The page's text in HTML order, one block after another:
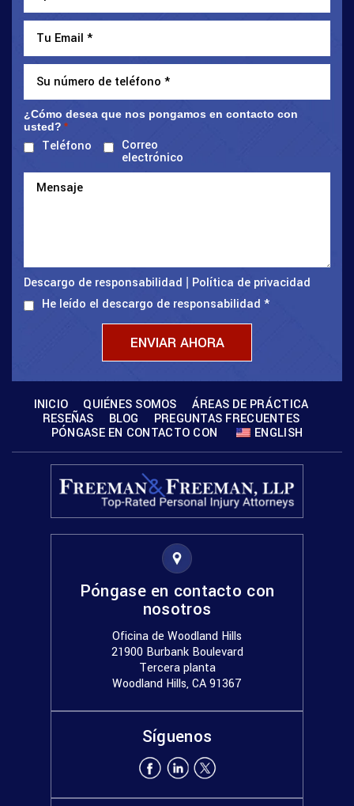
¿Cómo desea que nos pongamos en contacto con
usted? *
Teléfono Correo
electrónico
Descargo de responsabilidad
Política de privacidad
He leído el descargo de responsabilidad *
INICIO QUIÉNES SOMOS
ÁREAS DE PRÁCTICA
RESEÑAS
BLOG
PREGUNTAS FRECUENTES
PÓNGASE EN CONTACTO CON
ENGLISH
Póngase en contacto con
nosotros
Oficina de Woodland Hills
21900 Burbank Boulevard
Tercera planta
Woodland Hills, CA 91367
Síguenos